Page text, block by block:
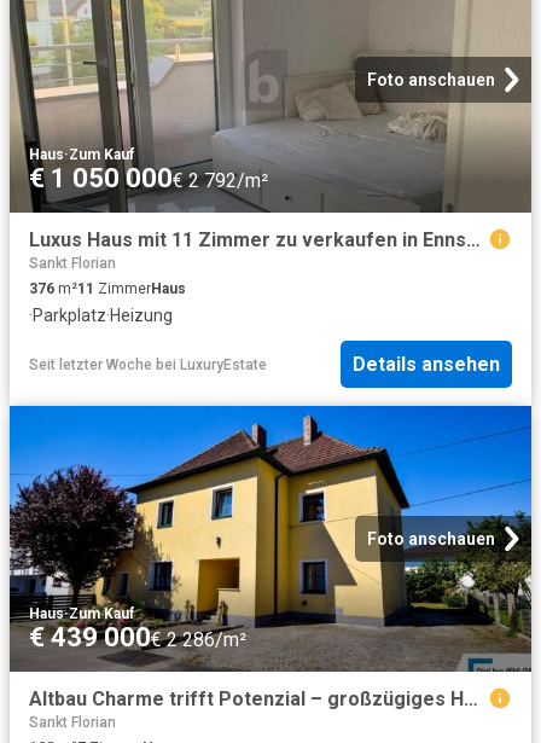
Foto anschauen
Haus·Zum Kauf
€ 1 050 000€ 2 792/m²
Luxus Haus mit 11 Zimmer zu verkaufen in Ennsdorf, Österreich
Sankt Florian
376 m²11 ZimmerHaus
·Parkplatz·Heizung
Seit letzter Woche bei LuxuryEstate Details ansehen
Foto anschauen
Haus·Zum Kauf
€ 439 000€ 2 286/m²
Altbau Charme trifft Potenzial – großzügiges Haus mit 2 Einheiten
Sankt Florian